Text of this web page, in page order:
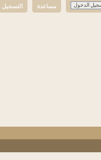
التسجيل مساعدة